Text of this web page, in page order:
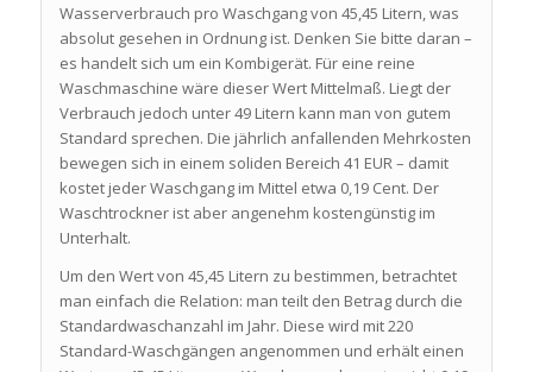
Wasserverbrauch pro Waschgang von 45,45 Litern, was
absolut gesehen in Ordnung ist. Denken Sie bitte daran –
es handelt sich um ein Kombigerät. Für eine reine
Waschmaschine wäre dieser Wert Mittelmaß. Liegt der
Verbrauch jedoch unter 49 Litern kann man von gutem
Standard sprechen. Die jährlich anfallenden Mehrkosten
bewegen sich in einem soliden Bereich 41 EUR – damit
kostet jeder Waschgang im Mittel etwa 0,19 Cent. Der
Waschtrockner ist aber angenehm kostengünstig im
Unterhalt.
Um den Wert von 45,45 Litern zu bestimmen, betrachtet
man einfach die Relation: man teilt den Betrag durch die
Standardwaschanzahl im Jahr. Diese wird mit 220
Standard-Waschgängen angenommen und erhält einen